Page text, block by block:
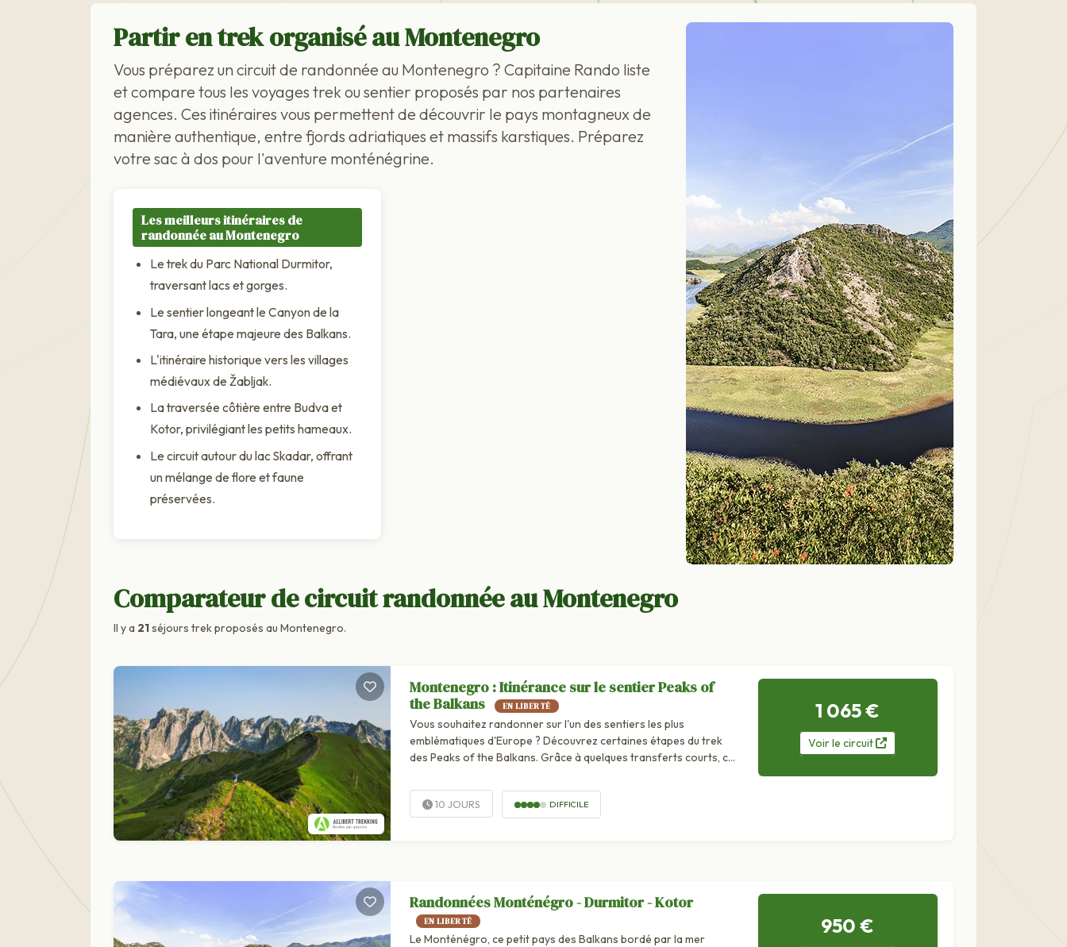
Partir en trek organisé au Montenegro
Vous préparez un circuit de randonnée au Montenegro ? Capitaine Rando liste
et compare tous les voyages trek ou sentier proposés par nos partenaires
agences. Ces itinéraires vous permettent de découvrir le pays montagneux de
manière authentique, entre fjords adriatiques et massifs karstiques. Préparez
votre sac à dos pour l'aventure monténégrine.
Les meilleurs itinéraires de
randonnée au Montenegro
Le trek du Parc National Durmitor,
traversant lacs et gorges.
Le sentier longeant le Canyon de la
Tara, une étape majeure des Balkans.
L'itinéraire historique vers les villages
médiévaux de Žabljak.
La traversée côtière entre Budva et
Kotor, privilégiant les petits hameaux.
Le circuit autour du lac Skadar, offrant
un mélange de flore et faune
préservées.
Comparateur de circuit randonnée au Montenegro
Il y a 21séjours trek proposés au Montenegro.
Montenegro : Itinérance sur le sentier Peaks of
the Balkans
EN LIBERTÉ
Vous souhaitez randonner sur l'un des sentiers les plus
emblématiques d'Europe ? Découvrez certaines étapes du trek
des Peaks of the Balkans. Grâce à quelques transferts courts, ce
10 JOURS DIFFICILE
1 065 €
Voirle circuit
Randonnées Monténégro - Durmitor - Kotor
EN LIBERTÉ
Le Monténégro, ce petit pays des Balkans bordé par la mer
950 €